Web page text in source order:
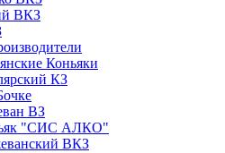
ВКЗ
Коньяки
КЗ
ВЗ
"СИС АЛКО"
ВКЗ